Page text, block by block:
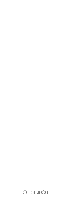
отзывов